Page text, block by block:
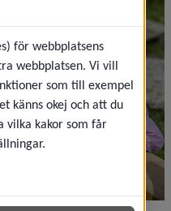
för webbplatsens
webbplatsen. Vi vill
som till exempel
känns okej och att du
vilka kakor som får